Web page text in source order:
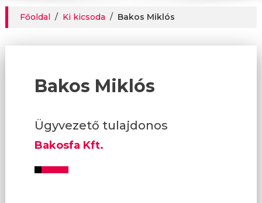
Főoldal / Ki kicsoda / Bakos Miklós
Bakos Miklós
Ügyvezető tulajdonos
Bakosfa Kft.